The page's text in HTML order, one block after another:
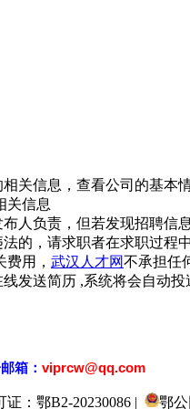
关信息，查看公司的基本
关信息
人负责，但若发现招聘信
的，请求职者在求职过程
用， 武汉人才网不承担任
发送简历 ,系统将会自动投
箱： viprcw@qq.com
：鄂B2-20230086 | 鄂公